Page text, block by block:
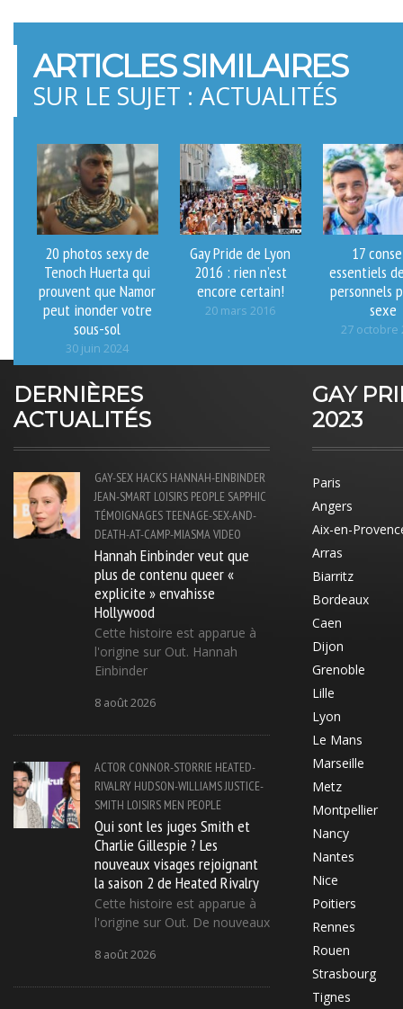
ARTICLES SIMILAIRES
SUR LE SUJET : ACTUALITÉS
20 photos sexy de
Tenoch Huerta qui
prouvent que Namor
peut inonder votre
sous-sol
30 juin 2024
Gay Pride de Lyon
2016 : rien n’est
encore certain!
20 mars 2016
17
essentiels
personnels
sexe
27 octobre
DERNIÈRES
ACTUALITÉS
GAY-SEX HACKS HANNAH-EINBINDER
JEAN-SMART LOISIRS PEOPLE SAPPHIC
TÉMOIGNAGESTEENAGE-SEX-AND-
DEATH-AT-CAMP-MIASMAVIDEO
Hannah Einbinder veut que
plus de contenu queer «
explicite » envahisse
Hollywood
Cette histoire est apparue à
l'origine sur Out. Hannah
Einbinder
8 août 2026
ACTOR CONNOR-STORRIE HEATED-
RIVALRY HUDSON-WILLIAMSJUSTICE-
SMITH LOISIRS MEN PEOPLE
Qui sont les juges Smith et
Charlie Gillespie ? Les
nouveaux visages rejoignant
la saison 2 de Heated Rivalry
Cette histoire est apparue à
l'origine sur Out. De nouveaux
8 août 2026
GAY
2023
Paris
Angers
Aix-en-
Arras
Biarritz
Bordeaux
Caen
Dijon
Grenoble
Lille
Lyon
Le Mans
Marseille
Metz
Montpellier
Nancy
Nantes
Nice
Poitiers
Rennes
Rouen
Strasbourg
Tignes